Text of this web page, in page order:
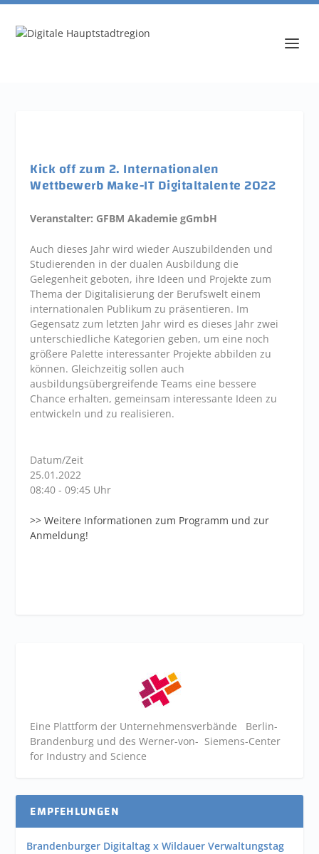
Kick off zum 2. Internationalen
Wettbewerb Make-IT Digitaltalente 2022
Veranstalter: GFBM Akademie gGmbH
Auch dieses Jahr wird wieder Auszubildenden und
Studierenden in der dualen Ausbildung die
Gelegenheit geboten, ihre Ideen und Projekte zum
Thema der Digitalisierung der Berufswelt einem
internationalen Publikum zu präsentieren. Im
Gegensatz zum letzten Jahr wird es dieses Jahr zwei
unterschiedliche Kategorien geben, um eine noch
größere Palette interessanter Projekte abbilden zu
können. Gleichzeitig sollen auch
ausbildungsübergreifende Teams eine bessere
Chance erhalten, gemeinsam interessante Ideen zu
entwickeln und zu realisieren.
Datum/Zeit
25.01.2022
08:40 - 09:45 Uhr
>> Weitere Informationen zum Programm und zur
Anmeldung!
Eine Plattform der Unternehmensverbände Berlin-
Brandenburg und des Werner-von- Siemens-Center
for Industry and Science
EMPFEHLUNGEN
Brandenburger Digitaltag x Wildauer Verwaltungstag